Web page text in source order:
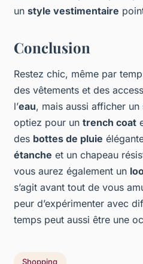
un style vestimentaire
Conclusion
Restez chic, même par
des vêtements et des
l’eau, mais aussi afficher un
optiez pour un trench coat
des bottes de pluie
étanche et un chapeau
vous aurez également un
s’agit avant tout de vous
peur d’expérimenter avec
temps peut aussi être une
Shopping